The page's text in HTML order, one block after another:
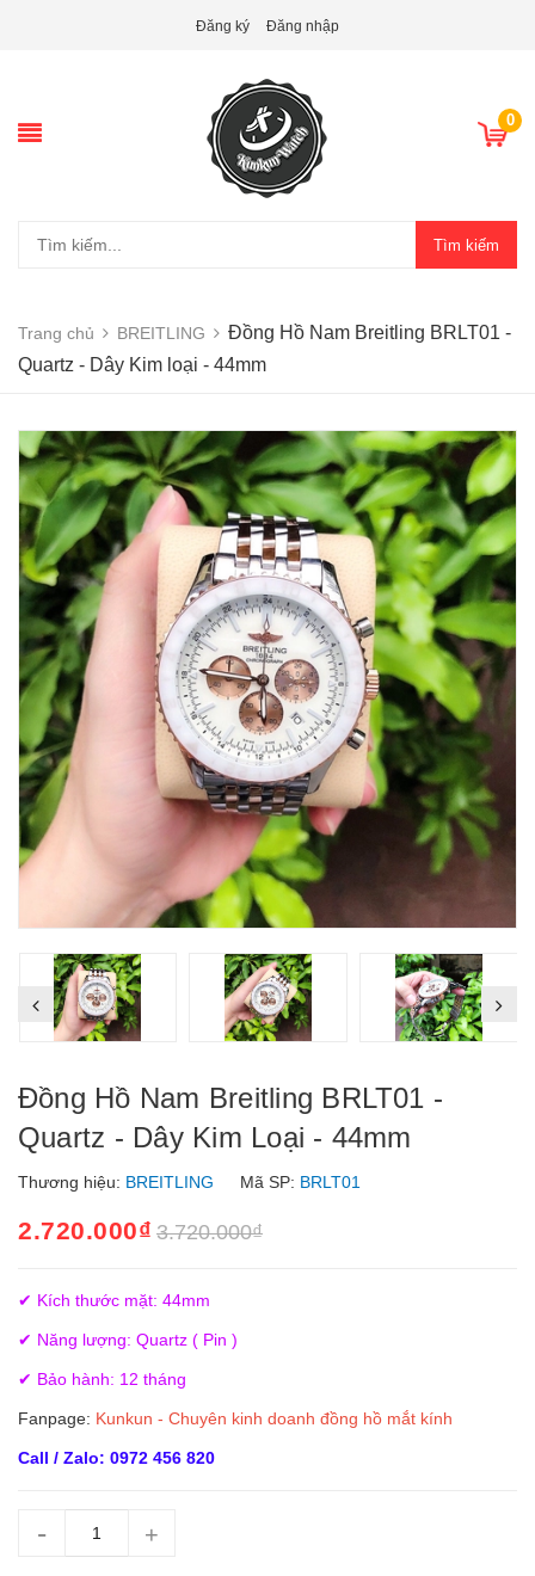
Đăng ký Đăng nhập
0
Tìm kiếm
Trang chủ BREITLING
Đồng Hồ Nam Breitling BRLT01 -
Quartz - Dây Kim loại - 44mm
Đồng Hồ Nam Breitling BRLT01 -
Quartz - Dây Kim Loại - 44mm
Thương hiệu: BREITLING Mã SP: BRLT01
2.720.000₫ 3.720.000₫
✔ Kích thước mặt: 44mm
✔ Năng lượng: Quartz ( Pin )
✔ Bảo hành: 12 tháng
Fanpage: Kunkun - Chuyên kinh doanh đồng hồ mắt kính
Call / Zalo: 0972 456 820
- +